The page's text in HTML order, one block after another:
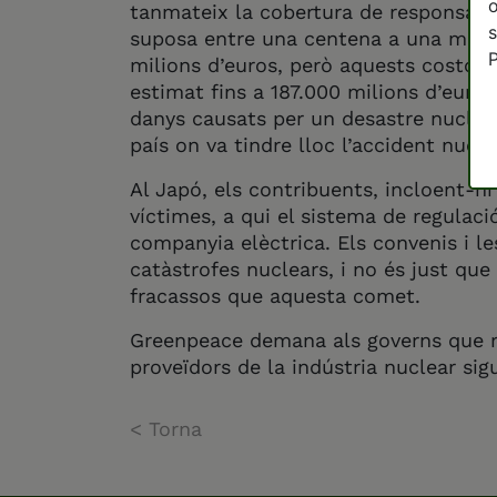
tanmateix la cobertura de
suposa entre una centena a una
milions d’euros, però aquests
estimat fins a 187.000 milions
danys causats per un desastre
país on va tindre lloc l’accident
Al Japó, els contribuents, incloent-
víctimes, a qui el sistema de
companyia elèctrica. Els convenis i
catàstrofes nuclears, i no és just
fracassos que aquesta comet.
Greenpeace demana als governs
proveïdors de la indústria nuclear
< Torna